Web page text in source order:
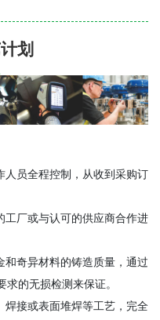
划
人员全程控制，从收到采购订
工厂或与认可的供应商合作进
奇异材料的铸造质量，通过
的无损检测来保证。
焊接或表面堆焊等工艺，完全